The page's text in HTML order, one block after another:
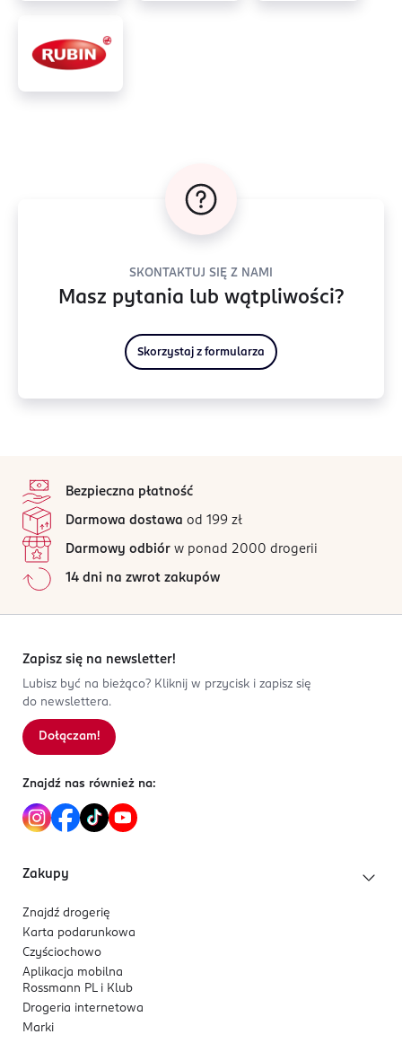
SKONTAKTUJ SIĘ Z NAMI
Masz pytania lub wątpliwości?
Skorzystaj z formularza
Bezpieczna płatność
Darmowa dostawa od 199 zł
Darmowy odbiór w ponad 2000 drogerii
14 dni na zwrot zakupów
Zapisz się na newsletter!
Lubisz być na bieżąco? Kliknij w przycisk i zapisz się
do newslettera.
Dołączam!
Znajdź nas również na:
Zakupy
Znajdź drogerię
Karta podarunkowa
Czyściochowo
Aplikacja mobilna
Rossmann PL i Klub
Drogeria internetowa
Marki